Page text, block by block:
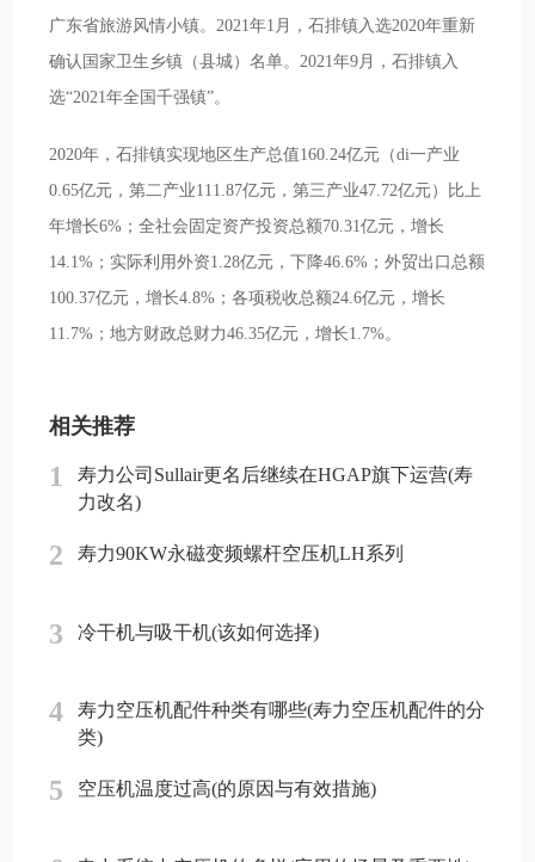
广东省旅游风情小镇。2021年1月，石排镇入选2020年重新
确认国家卫生乡镇（县城）名单。2021年9月，石排镇入
选“2021年全国千强镇”。
2020年，石排镇实现地区生产总值160.24亿元（di一产业
0.65亿元，第二产业111.87亿元，第三产业47.72亿元）比上
年增长6%；全社会固定资产投资总额70.31亿元，增长
14.1%；实际利用外资1.28亿元，下降46.6%；外贸出口总额
100.37亿元，增长4.8%；各项税收总额24.6亿元，增长
11.7%；地方财政总财力46.35亿元，增长1.7%。
相关推荐
1
寿力公司Sullair更名后继续在HGAP旗下运营(寿
力改名)
2 寿力90KW永磁变频螺杆空压机LH系列
3 冷干机与吸干机(该如何选择)
4
寿力空压机配件种类有哪些(寿力空压机配件的分
类)
5 空压机温度过高(的原因与有效措施)